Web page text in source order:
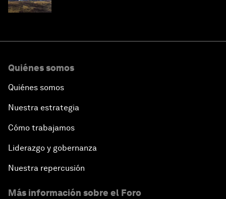
Quiénes somos
Quiénes somos
Nuestra estrategia
Cómo trabajamos
Liderazgo y gobernanza
Nuestra repercusión
Más información sobre el Foro